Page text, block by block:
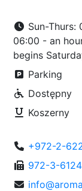
Sun-Thurs:
06:00 - an
begins
Parking
Dostępny
Koszerny
+972-2-
972-3-